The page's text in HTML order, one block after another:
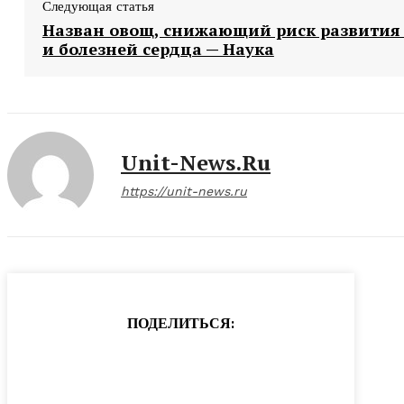
Следующая статья
Назван овощ, снижающий риск развития
и болезней сердца — Наука
Unit-News.ru
https://unit-news.ru
ПОДЕЛИТЬСЯ: